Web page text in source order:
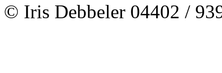
© Iris Debbeler 04402 /